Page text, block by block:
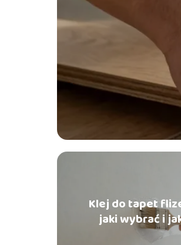
Klej do tapet
jaki wybrać i